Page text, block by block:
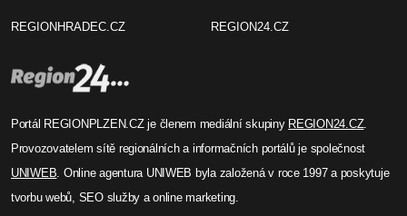
REGIONHRADEC.CZ REGION24.CZ
Portál REGIONPLZEN.CZ je členem mediální skupiny REGION24.CZ.
Provozovatelem sítě regionálních a informačních portálů je společnost
UNIWEB. Online agentura UNIWEB byla založená v roce 1997 a poskytuje
tvorbu webů, SEO služby a online marketing.